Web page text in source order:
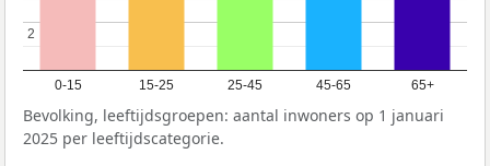
0-15 15-25 25-45 45-65 65+
2
2
Bevolking, leeftijdsgroepen: aantal inwoners op 1 januari
2025 per leeftijdscategorie.